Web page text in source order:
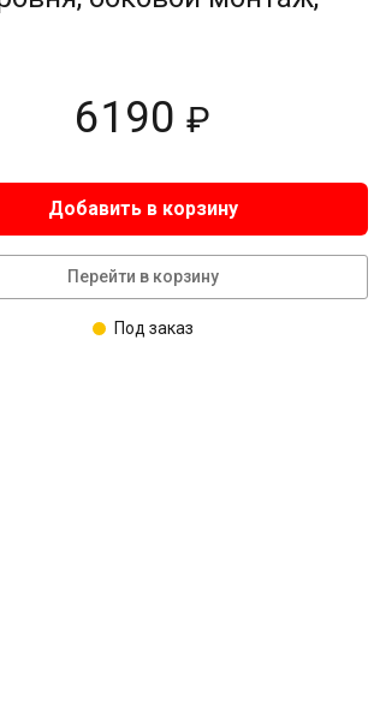
6190 ₽
Добавить в корзину
Перейти в корзину
Под заказ